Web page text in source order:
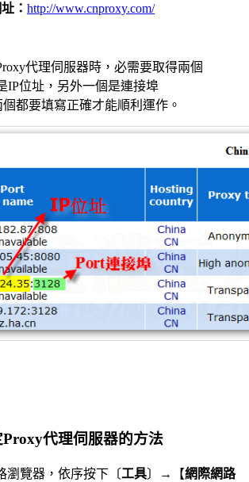
： http://www.cnproxy.com/
代理伺服器時，必需要取得兩個
IP位址，另外一個是連接埠
個都要填寫正確才能順利運作。
代理伺服器的方法
瀏覽器，依序按下〔工具〕→【網際網路